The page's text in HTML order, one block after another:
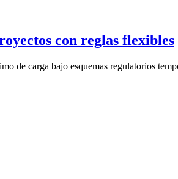
con reglas flexibles
de carga bajo esquemas regulatorios